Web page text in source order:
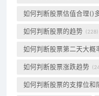
如何判断股票估值合理()
如何判断股票的趋势 (228)
如何判断股票第二天大概
如何判断股票涨跌趋势
如何判断股票的支撑位和